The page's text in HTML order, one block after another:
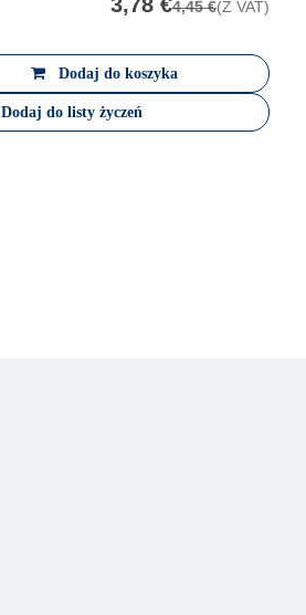
Dodaj do koszyka
Dodaj do listy życzeń
4,45€(Z VAT)